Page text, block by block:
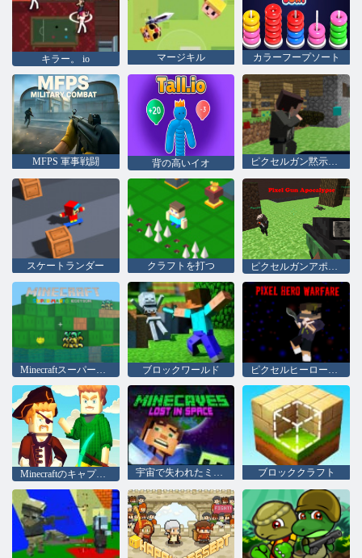
キラー。 io マージキル カラーフープソート
MFPS 軍事戦闘 背の高いイオ ピクセルガン黙示録3
スケートランダー クラフトを打つ ピクセルガンアポカリプス
Minecraftスーパーマリオ版 ブロックワールド ピクセルヒーローウォーフェア
Minecraftのキャプテン 宇宙で失われたミネケーブ ブロッククラフト